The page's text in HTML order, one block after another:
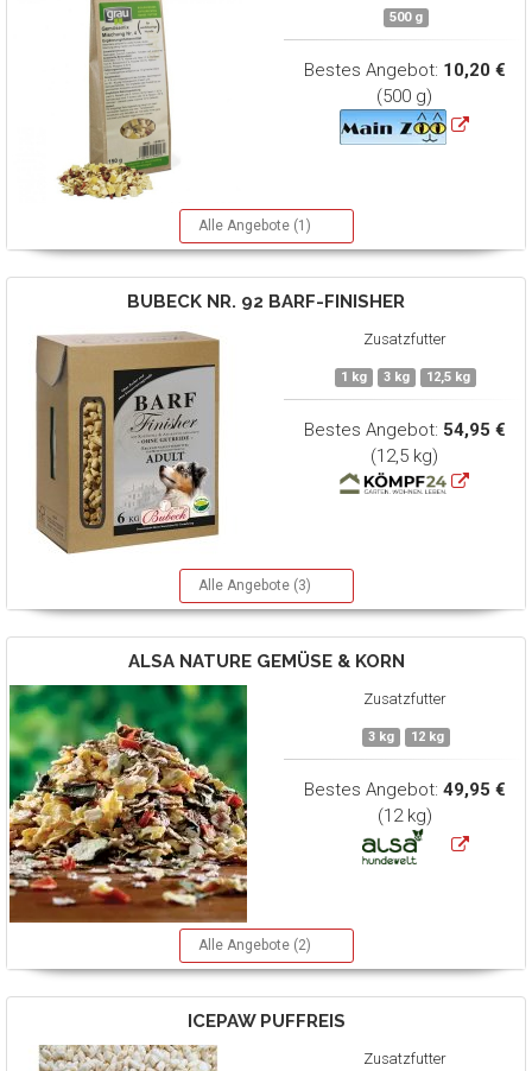
500 g
Bestes Angebot: 10,20 €
(500 g)
Alle Angebote (1)
BUBECK NR. 92 BARF-FINISHER
Zusatzfutter
1 kg 3 kg 12,5 kg
Bestes Angebot: 54,95 €
(12,5 kg)
Alle Angebote (3)
ALSA NATUREGEMÜSE & KORN
Zusatzfutter
3 kg 12 kg
Bestes Angebot: 49,95 €
(12 kg)
Alle Angebote (2)
ICEPAWPUFFREIS
Zusatzfutter